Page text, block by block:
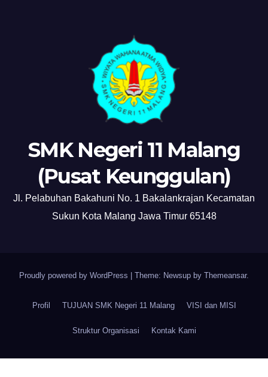
SMK Negeri 11 Malang
(Pusat Keunggulan)
Jl. Pelabuhan Bakahuni No. 1 Bakalankrajan Kecamatan
Sukun Kota Malang Jawa Timur 65148
Proudly powered by WordPress Theme: Newsup by Themeansar.
Profil TUJUAN SMK Negeri 11 Malang VISI dan MISI
Struktur Organisasi Kontak Kami